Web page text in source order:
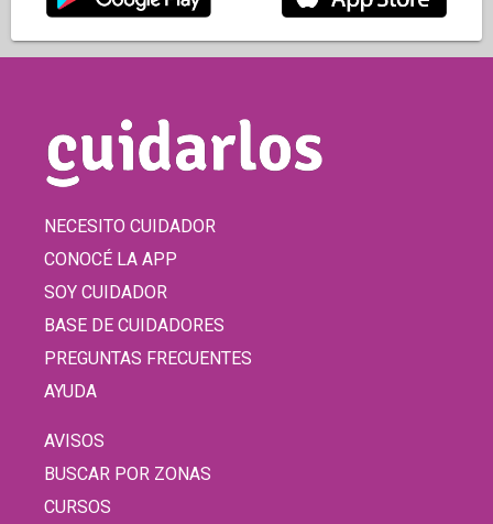
NECESITO CUIDADOR
CONOCÉ LA APP
SOY CUIDADOR
BASE DE CUIDADORES
PREGUNTAS FRECUENTES
AYUDA
AVISOS
BUSCAR POR ZONAS
CURSOS